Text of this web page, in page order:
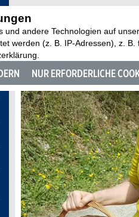
und andere Technologien auf
werden (z. B. IP-Adressen), z.
NUR ERFORDERLICHE